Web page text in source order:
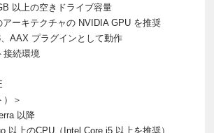
以上の空きドライブ容量
アーキテクチャの NVIDIA GPU を推奨
AAX プラグインとして動作
接続環境
）＞
以降
以上のCPU（Intel Core i5 以上を推奨）